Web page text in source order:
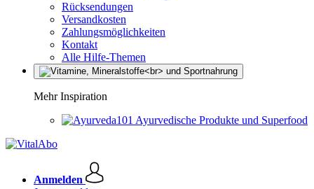
Rücksendungen
Versandkosten
Zahlungsmöglichkeiten
Kontakt
Alle Hilfe-Themen
Mehr Inspiration
Ayurvedische Produkte und Superfood
Anmelden